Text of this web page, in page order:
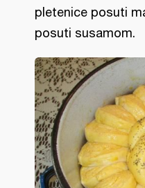
pletenice posuti
posuti susamom.